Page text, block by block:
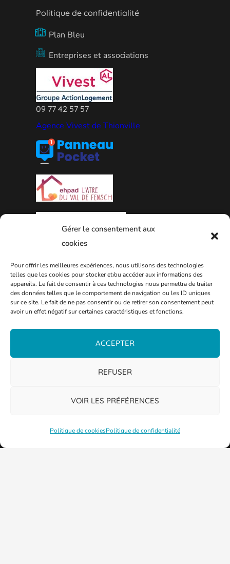
Gérer le consentement aux
cookies
Pour offrir les meilleures expériences, nous utilisons des technologies
telles que les cookies pour stocker et/ou accéder aux informations des
appareils. Le fait de consentir à ces technologies nous permettra de traiter
des données telles que le comportement de navigation ou les ID uniques
sur ce site. Le fait de ne pas consentir ou de retirer son consentement peut
avoir un effet négatif sur certaines caractéristiques et fonctions.
ACCEPTER
REFUSER
VOIR LES PRÉFÉRENCES
Politique de cookiesPolitique de confidentialité
Politique de confidentialité
Plan Bleu
Entreprises et associations
09 77 42 57 57
Agence Vivest de Thionville
PLAN DE LA VILLE